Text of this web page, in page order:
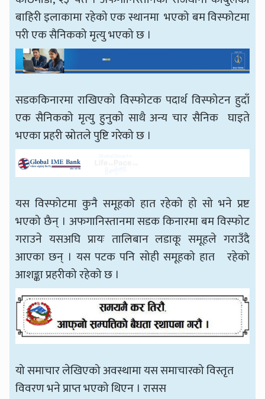
बाहिरी इलाकामा रहेको एक स्थानमा भएको बम विस्फोटमा
परी एक सैनिकको मृत्यु भएको छ ।
सडककिनारमा राखिएको विस्फोटक पदार्थ विस्फोटन हुदाँ
एक सैनिकको मृत्यु हुनुको साथै अन्य चार सैनिक घाइते
भएका प्रहरी स्रोतले पुष्टि गरेको छ ।
यस विस्फोटमा कुनै समूहको हात रहेको हो सो भने प्रष्ट
भएको छैन् । अफगानिस्तानमा सडक किनारमा बम विस्फोट
गराउने यसअघि प्रायः तालिबान लडाकू समूहले गराउँदै
आएका छन् । यस पटक पनि सोही समूहको हात रहेको
आशङ्का प्रहरीको रहेको छ ।
यो समाचार लेखिएको अवस्थामा यस समाचारको विस्तृत
विवरण भने प्राप्त भएको थिएन । रासस